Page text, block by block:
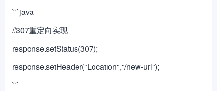
```java
//307重定向实现
response.setStatus(307);
response.setHeader("Location","/new-url");
```